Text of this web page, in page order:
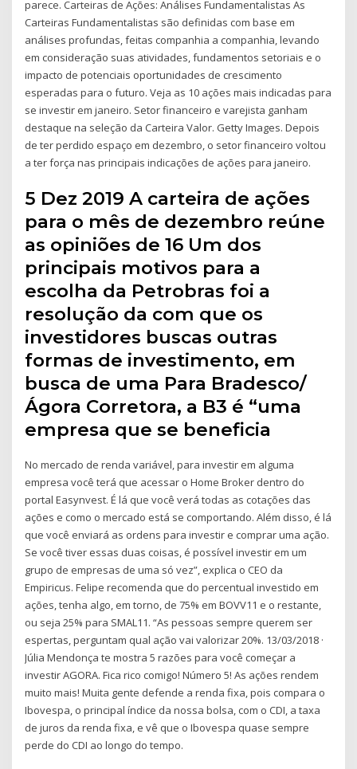
parece. Carteiras de Ações: Análises Fundamentalistas As
Carteiras Fundamentalistas são definidas com base em
análises profundas, feitas companhia a companhia, levando
em consideração suas atividades, fundamentos setoriais e o
impacto de potenciais oportunidades de crescimento
esperadas para o futuro. Veja as 10 ações mais indicadas para
se investir em janeiro. Setor financeiro e varejista ganham
destaque na seleção da Carteira Valor. Getty Images. Depois
de ter perdido espaço em dezembro, o setor financeiro voltou
a ter força nas principais indicações de ações para janeiro.
5 Dez 2019 A carteira de ações
para o mês de dezembro reúne
as opiniões de 16 Um dos
principais motivos para a
escolha da Petrobras foi a
resolução da com que os
investidores buscas outras
formas de investimento, em
busca de uma Para Bradesco/
Ágora Corretora, a B3 é “uma
empresa que se beneficia
No mercado de renda variável, para investir em alguma
empresa você terá que acessar o Home Broker dentro do
portal Easynvest. É lá que você verá todas as cotações das
ações e como o mercado está se comportando. Além disso, é lá
que você enviará as ordens para investir e comprar uma ação.
Se você tiver essas duas coisas, é possível investir em um
grupo de empresas de uma só vez”, explica o CEO da
Empiricus. Felipe recomenda que do percentual investido em
ações, tenha algo, em torno, de 75% em BOVV11 e o restante,
ou seja 25% para SMAL11. “As pessoas sempre querem ser
espertas, perguntam qual ação vai valorizar 20%. 13/03/2018 ·
Júlia Mendonça te mostra 5 razões para você começar a
investir AGORA. Fica rico comigo! Número 5! As ações rendem
muito mais! Muita gente defende a renda fixa, pois compara o
Ibovespa, o principal índice da nossa bolsa, com o CDI, a taxa
de juros da renda fixa, e vê que o Ibovespa quase sempre
perde do CDI ao longo do tempo.